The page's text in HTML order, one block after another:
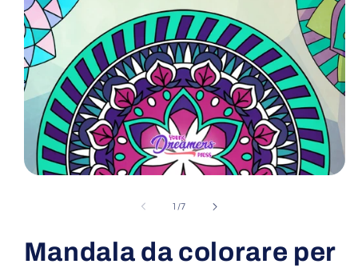
1 /of
7
Mandala da colorare per